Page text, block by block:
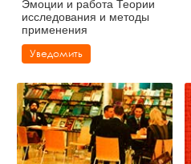
Эмоции и работа Теории
исследования и методы
применения
Уведомить